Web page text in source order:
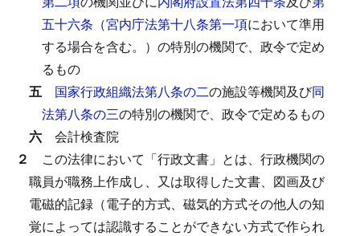
五十六条 （宮内庁法第十八条第一項において準用
する場合を含む。）の特別の機関で、政令で定め
るもの
五 国家行政組織法第八条の二の施設等機関及び同
法第八条の三の特別の機関で、政令で定めるもの
六 会計検査院
２ この法律において「行政文書」とは、行政機関の
職員が職務上作成し、又は取得した文書、図画及び
電磁的記録（電子的方式、磁気的方式その他人の知
覚によっては認識することができない方式で作られ